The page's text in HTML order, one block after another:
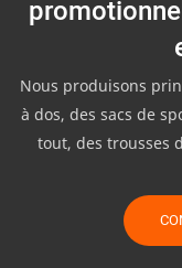
Nous produisons
à dos, des sacs de
tout, des trousses